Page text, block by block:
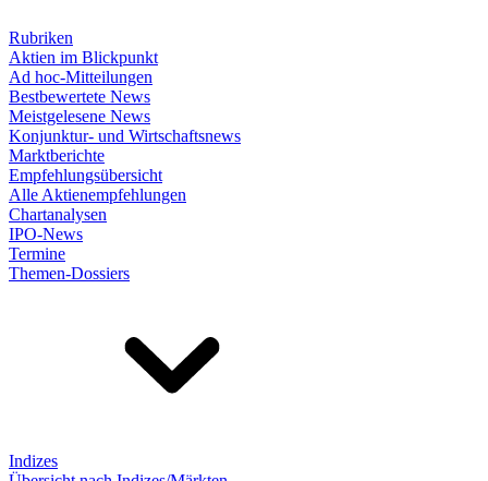
Rubriken
Aktien im Blickpunkt
Ad hoc-Mitteilungen
Bestbewertete News
Meistgelesene News
Konjunktur- und Wirtschaftsnews
Marktberichte
Empfehlungsübersicht
Alle Aktienempfehlungen
Chartanalysen
IPO-News
Termine
Themen-Dossiers
Indizes